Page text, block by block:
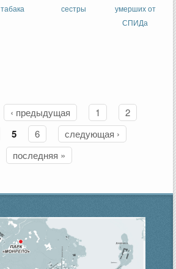
табака
сестры
умерших от
СПИДа
‹ предыдущая 1
2
5 6
следующая ›
последняя »